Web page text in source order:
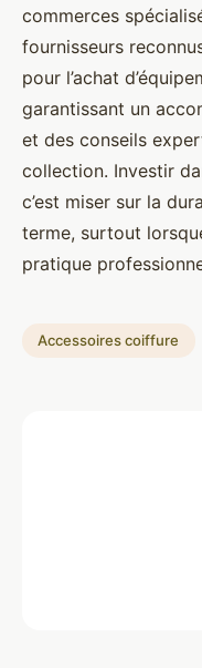
commerces
fournisseurs
pour l’achat
garantissant un
et des conseils
collection. Investir
c’est miser sur la
terme, surtout
pratique
Accessoires coiffure